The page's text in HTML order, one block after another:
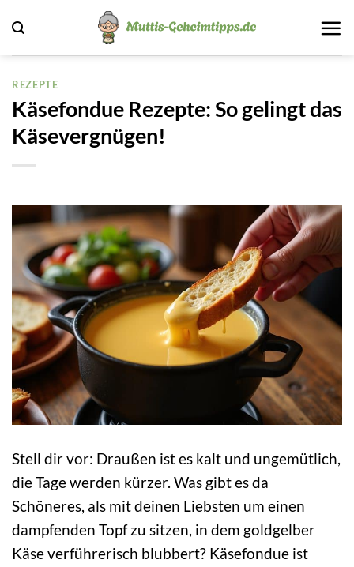
Inhalt
springen
REZEPTE
Käsefondue Rezepte: So gelingt das
Käsevergnügen!
Stell dir vor: Draußen ist es kalt und ungemütlich,
die Tage werden kürzer. Was gibt es da
Schöneres, als mit deinen Liebsten um einen
dampfenden Topf zu sitzen, in dem goldgelber
Käse verführerisch blubbert? Käsefondue ist